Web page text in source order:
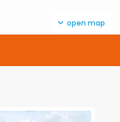
open map